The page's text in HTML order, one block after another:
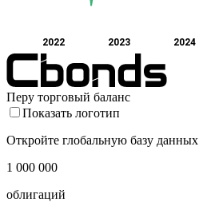
2022 2023 2024
Перу торговый баланс
Показать логотип
Откройте глобальную базу данных
1 000 000
облигаций